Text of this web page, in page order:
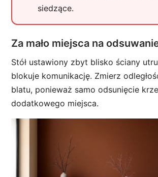
siedzące.
Za mało miejsca na
Stół ustawiony zbyt blisko ściany
blokuje komunikację. Zmierz
blatu, ponieważ samo odsunięcie
dodatkowego miejsca.